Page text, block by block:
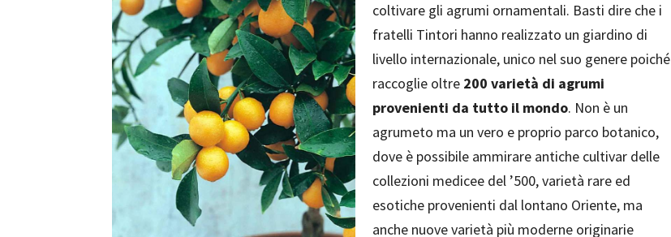
coltivare gli agrumi ornamentali. Basti dire che i
fratelli Tintori hanno realizzato un giardino di
livello internazionale, unico nel suo genere poiché
raccoglie oltre 200 varietà di agrumi
provenienti da tutto il mondo. Non è un
agrumeto ma un vero e proprio parco botanico,
dove è possibile ammirare antiche cultivar delle
collezioni medicee del ’500, varietà rare ed
esotiche provenienti dal lontano Oriente, ma
anche nuove varietà più moderne originarie